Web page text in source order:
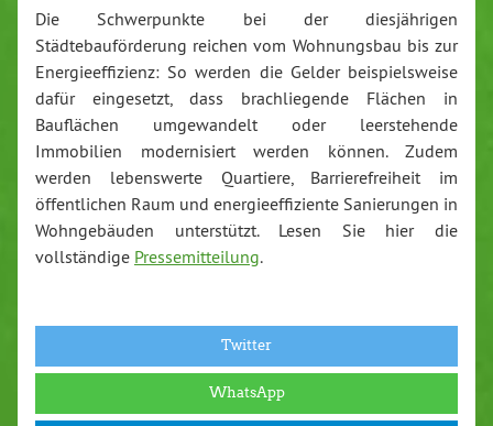
Die Schwerpunkte bei der diesjährigen
Städtebauförderung reichen vom Wohnungsbau bis zur
Energieeffizienz: So werden die Gelder beispielsweise
dafür eingesetzt, dass brachliegende Flächen in
Bauflächen umgewandelt oder leerstehende
Immobilien modernisiert werden können. Zudem
werden lebenswerte Quartiere, Barrierefreiheit im
öffentlichen Raum und energieeffiziente Sanierungen in
Wohngebäuden unterstützt. Lesen Sie hier die
vollständige Pressemitteilung.
Twitter
WhatsApp